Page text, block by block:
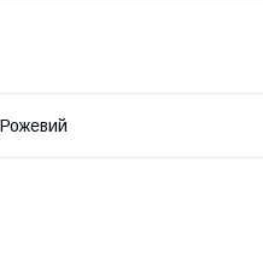
Рожевий